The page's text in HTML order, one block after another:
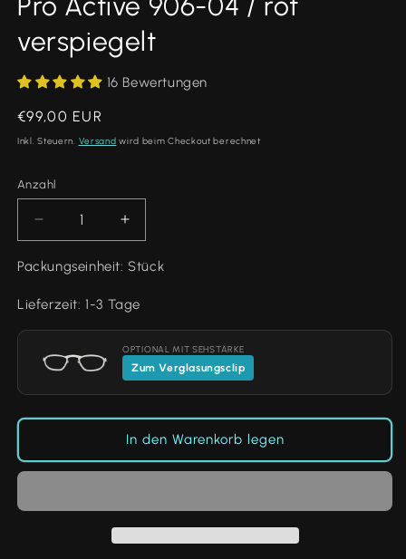
verspiegelt
16 Bewertungen
Normaler
Preis
€99,00 EUR
Inkl. Steuern. Versand wird beim Checkout berechnet
Anzahl
Anzahl
Verringere
die
Menge
Pro
04
rot
verspiegelt
Erhöhe
die
Menge
Pro
04
/
rot
verspiegelt
Packungseinheit: Stück
Lieferzeit: 1-3 Tage
OPTIONAL MIT SEHSTÄRKE
Zum Verglasungsclip
In den Warenkorb legen